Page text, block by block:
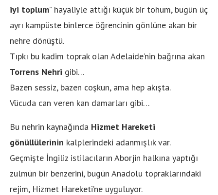
iyi toplum” hayaliyle attığı küçük bir tohum, bugün üç
ayrı kampüste binlerce öğrencinin gönlüne akan bir
nehre dönüştü.
Tıpkı bu kadim toprak olan Adelaide’nin bağrına akan
Torrens Nehri gibi…
Bazen sessiz, bazen coşkun, ama hep akışta.
Vücuda can veren kan damarları gibi…
Bu nehrin kaynağında Hizmet Hareketi
gönüllülerinin kalplerindeki adanmışlık var.
Geçmişte İngiliz istilacıların Aborjin halkına yaptığı
zulmün bir benzerini, bugün Anadolu topraklarındaki
rejim, Hizmet Hareketi’ne uyguluyor.